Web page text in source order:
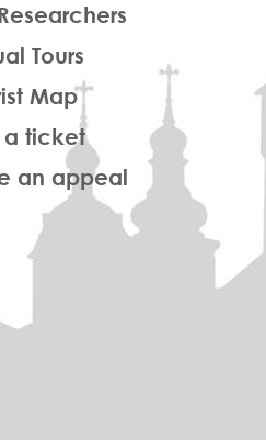
Tours
Map
a ticket
an appeal